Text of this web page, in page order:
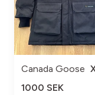
Canada Goose
1000 SEK